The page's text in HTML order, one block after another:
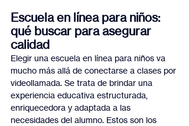
Escuela en línea para niños:
qué buscar para asegurar
calidad
Elegir una escuela en línea para niños va
mucho más allá de conectarse a clases por
videollamada. Se trata de brindar una
experiencia educativa estructurada,
enriquecedora y adaptada a las
necesidades del alumno. Estos son los